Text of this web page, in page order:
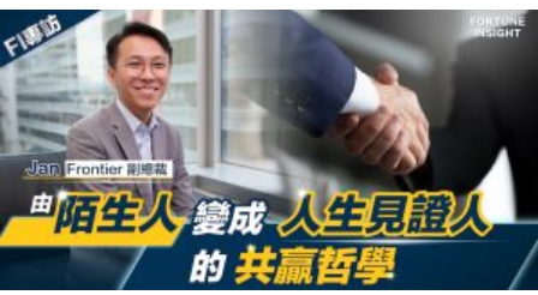
15:11
財經｜韓股反覆波動收跌 連挫7周創逾3年最長跌勢
13:44
財經｜內地7月美元計價出口增近24%勝預期 貿易順
差達1125億美元
12:44
財經｜日本春季三度入市撐日圓 4月單日斥6.28萬億
日圓干預創新高
11:12
國際｜特朗普料美伊戰事快結束 承認部分彈藥庫存緊
張
15:59
財經｜SA售股自救後再出手 斥4億美元押注未上市公